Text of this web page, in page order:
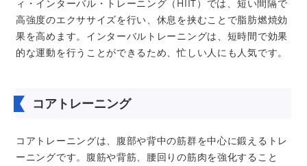
ィ・インターバル・トレーニング（HIIT）では、短い間隔で
高強度のエクササイズを行い、休息を挟むことで脂肪燃焼効
果を高めます。インターバルトレーニングは、短時間で効果
的な運動を行うことができるため、忙しい人にも人気です。
コアトレーニング
コアトレーニングは、腹部や背中の筋群を中心に鍛えるトレ
ーニングです。腹筋や背筋、腰回りの筋肉を強化すること